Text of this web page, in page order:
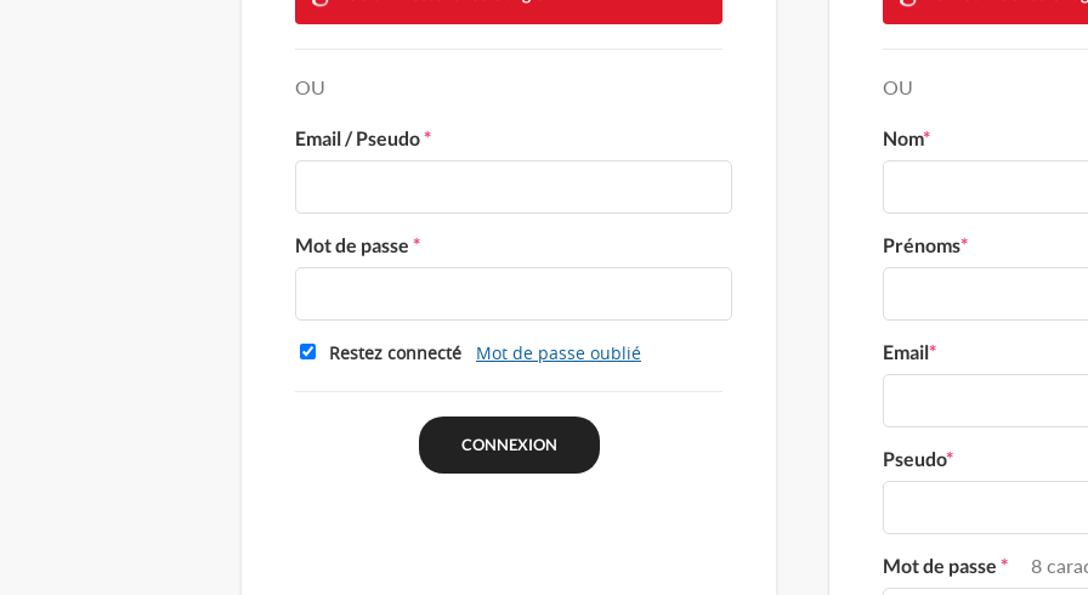
OU
Email / Pseudo*
Mot de passe *
Restez connecté Mot de passe oublié
OU
Nom*
Prénoms*
Email*
Pseudo*
Mot de passe * 8